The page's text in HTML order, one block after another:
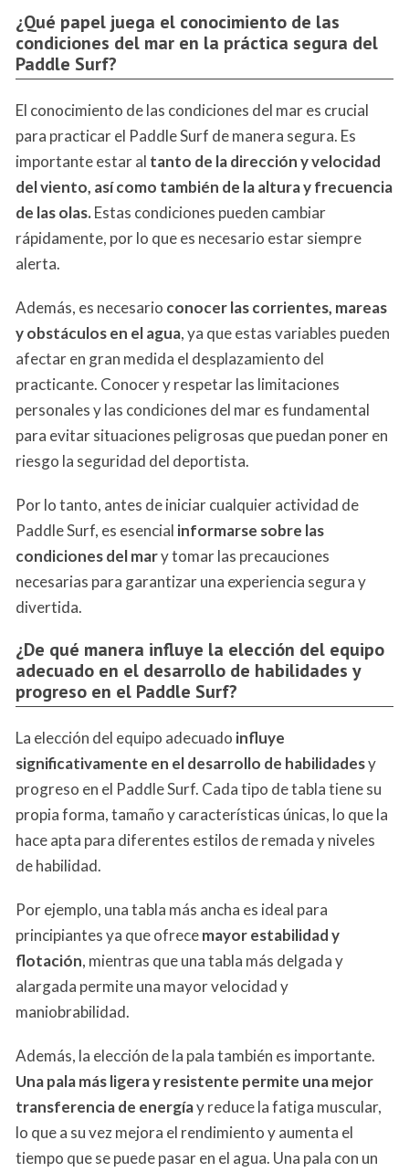
¿Qué papel juega el conocimiento de las
condiciones del mar en la práctica segura del
Paddle Surf?
El conocimiento de las condiciones del mar es crucial
para practicar el Paddle Surf de manera segura. Es
importante estar al tanto de la dirección y velocidad
del viento, así como también de la altura y frecuencia
de las olas.Estas condiciones pueden cambiar
rápidamente, por lo que es necesario estar siempre
alerta.
Además, es necesario conocer las corrientes, mareas
y obstáculos en el agua, ya que estas variables pueden
afectar en gran medida el desplazamiento del
practicante. Conocer y respetar las limitaciones
personales y las condiciones del mar es fundamental
para evitar situaciones peligrosas que puedan poner en
riesgo la seguridad del deportista.
Por lo tanto, antes de iniciar cualquier actividad de
Paddle Surf, es esencial informarse sobre las
condiciones del mary tomar las precauciones
necesarias para garantizar una experiencia segura y
divertida.
¿De qué manera influye la elección del equipo
adecuado en el desarrollo de habilidades y
progreso en el Paddle Surf?
La elección del equipo adecuado influye
significativamente en el desarrollo de habilidadesy
progreso en el Paddle Surf. Cada tipo de tabla tiene su
propia forma, tamaño y características únicas, lo que la
hace apta para diferentes estilos de remada y niveles
de habilidad.
Por ejemplo, una tabla más ancha es ideal para
principiantes ya que ofrecemayor estabilidad y
flotación, mientras que una tabla más delgada y
alargada permite una mayor velocidad y
maniobrabilidad.
Además, la elección de la pala también es importante.
Una pala más ligera y resistente permite una mejor
transferencia de energíay reduce la fatiga muscular,
lo que a su vez mejora el rendimiento y aumenta el
tiempo que se puede pasar en el agua. Una pala con un